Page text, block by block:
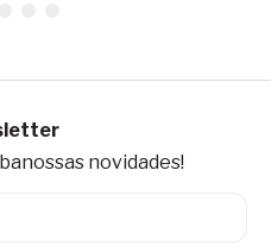
nossas novidades!